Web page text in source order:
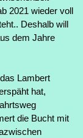
2021 wieder voll
Deshalb will
dem Jahre
Lambert
hat,
die Bucht mit